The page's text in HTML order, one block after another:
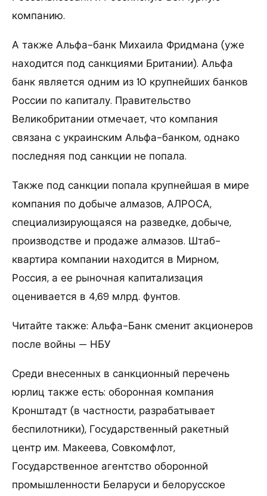
компанию.
А также Альфа-банк Михаила Фридмана (уже
находится под санкциями Британии). Альфа
банк является одним из 10 крупнейших банков
России по капиталу. Правительство
Великобритании отмечает, что компания
связана с украинским Альфа-банком, однако
последняя под санкции не попала.
Также под санкции попала крупнейшая в мире
компания по добыче алмазов, АЛРОСА,
специализирующаяся на разведке, добыче,
производстве и продаже алмазов. Штаб-
квартира компании находится в Мирном,
Россия, а ее рыночная капитализация
оценивается в 4,69 млрд. фунтов.
Читайте также: Альфа-Банк сменит акционеров
после войны — НБУ
Среди внесенных в санкционный перечень
юрлиц также есть: оборонная компания
Кронштадт (в частности, разрабатывает
беспилотники), Государственный ракетный
центр им. Макеева, Совкомфлот,
Государственное агентство оборонной
промышленности Беларуси и белорусское